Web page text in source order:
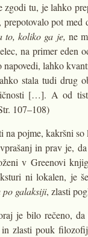
tu, je lahko
pot
to, koliko ga je, ne
na primer eden
lahko
stala tudi drug
[…]. A od
107–108)
na pojme, kakršni
in prav je,
v Greenovi
ni lokalen, je
po galaksiji, zlasti
je bilo rečeno,
zlasti pouk